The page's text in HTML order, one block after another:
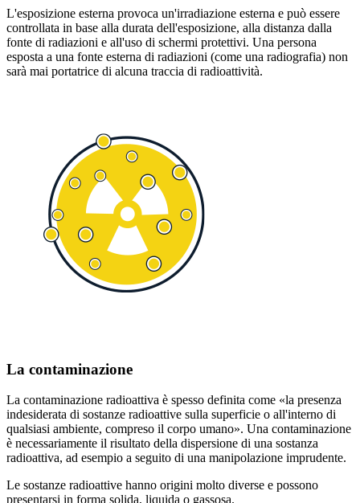
L'esposizione esterna provoca un'irradiazione esterna e può essere
controllata in base alla durata dell'esposizione, alla distanza dalla
fonte di radiazioni e all'uso di schermi protettivi. Una persona
esposta a una fonte esterna di radiazioni (come una radiografia) non
sarà mai portatrice di alcuna traccia di radioattività.
La contaminazione
La contaminazione radioattiva è spesso definita come «la presenza
indesiderata di sostanze radioattive sulla superficie o all'interno di
qualsiasi ambiente, compreso il corpo umano». Una contaminazione
è necessariamente il risultato della dispersione di una sostanza
radioattiva, ad esempio a seguito di una manipolazione imprudente.
Le sostanze radioattive hanno origini molto diverse e possono
presentarsi in forma solida, liquida o gassosa.